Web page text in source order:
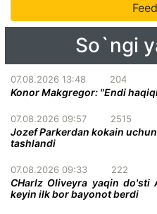
So`ngi
07.08.2026 13:48 204
Konor Makgregor: "Endi
07.08.2026 09:57 2515
Jozef Parkerdan kokain
tashlandi
07.08.2026 09:33 222
CHarlz Oliveyra yaqin do'sti
keyin ilk bor bayonot berdi